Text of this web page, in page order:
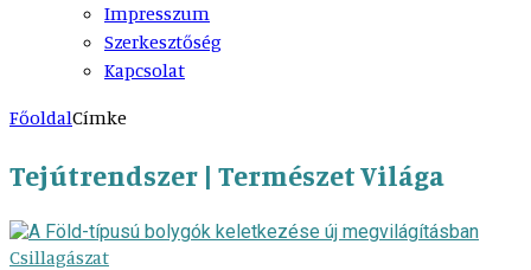
Impresszum
Szerkesztőség
Kapcsolat
FőoldalCímke
Tejútrendszer | Természet Világa
Csillagászat